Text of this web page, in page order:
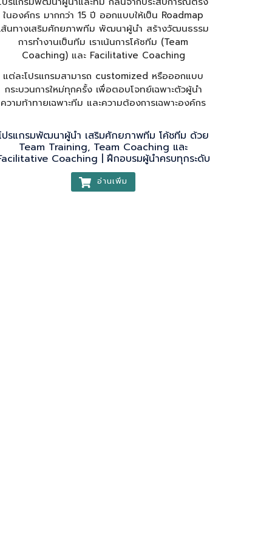
ในองค์กร มากกว่า 15 ปี ออกแบบให้เป็น Roadmap
ส้นทางเสริมศักยภาพทีม พัฒนาผู้นำ สร้างวัฒนธรรม
การทำงานเป็นทีม เราเน้นการโค้ชทีม (Team
Coaching) และ Facilitative Coaching
แต่ละโปรแกรมสามารถ customized หรือออกแบบ
กระบวนการใหม่ทุกครั้ง เพื่อตอบโจทย์เฉพาะตัวผู้นำ
ความท้าทายเฉพาะทีม และความต้องการเฉพาะองค์กร
ปรแกรมพัฒนาผู้นำ เสริมศักยภาพทีม โค้ชทีม ด้วย
Team Training, Team Coaching และ
Coaching | ฝึกอบรมผู้นำครบทุกระดับ
อ่านเพิ่ม